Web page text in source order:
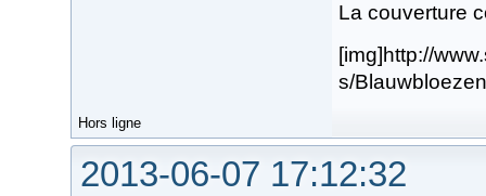
La couverture
[img]http://
s/
Hors ligne
2013-06-07 17:12:32